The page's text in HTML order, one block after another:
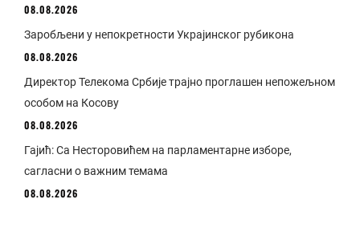
08.08.2026
Заробљени у непокретности Украјинског рубикона
08.08.2026
Директор Телекома Србије трајно проглашен непожељном
особом на Косову
08.08.2026
Гајић: Са Несторовићем на парламентарне изборе,
сагласни о важним темама
08.08.2026